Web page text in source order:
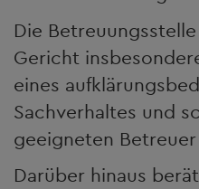
Die
Gericht
eines
Sachverhaltes und
geeigneten Betreuer
Darüber hinaus